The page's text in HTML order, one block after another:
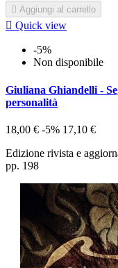
 Aggiungi al carrello
 Quick view
-5%
Non disponibile
Giuliana Ghiandelli -
personalità
18,00 € -5% 17,10 €
Edizione rivista e
pp. 198